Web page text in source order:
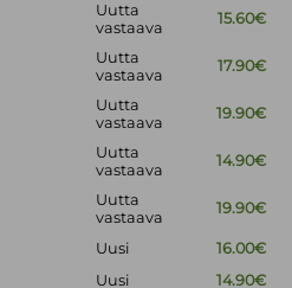
Uutta
vastaava
15.60€
Uutta
vastaava
17.90€
Uutta
vastaava
19.90€
Uutta
vastaava
14.90€
Uutta
vastaava
19.90€
Uusi
16.00€
Uusi 14.90€